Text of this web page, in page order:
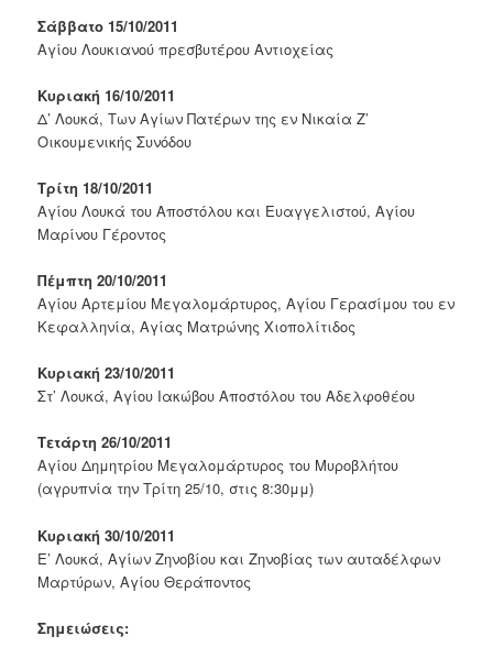
Σάββατο 15/10/2011
Αγίου Λουκιανού πρεσβυτέρου Αντιοχείας
Κυριακή 16/10/2011
Δ’ Λουκά, Των Αγίων Πατέρων της εν Νικαία Ζ’
Οικουμενικής Συνόδου
Τρίτη 18/10/2011
Αγίου Λουκά του Αποστόλου και Ευαγγελιστού, Αγίου
Μαρίνου Γέροντος
Πέμπτη 20/10/2011
Αγίου Αρτεμίου Μεγαλομάρτυρος, Αγίου Γερασίμου του εν
Κεφαλληνία, Αγίας Ματρώνης Χιοπολίτιδος
Κυριακή 23/10/2011
Στ’ Λουκά, Αγίου Ιακώβου Αποστόλου του Αδελφοθέου
Τετάρτη 26/10/2011
Αγίου Δημητρίου Μεγαλομάρτυρος του Μυροβλήτου
(αγρυπνία την Τρίτη 25/10, στις 8:30μμ)
Κυριακή 30/10/2011
Ε’ Λουκά, Αγίων Ζηνοβίου και Ζηνοβίας των αυταδέλφων
Μαρτύρων, Αγίου Θεράποντος
Σημειώσεις: